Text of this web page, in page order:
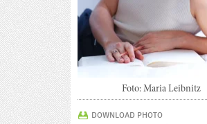
Foto: Maria Leibnitz
DOWNLOAD PHOTO